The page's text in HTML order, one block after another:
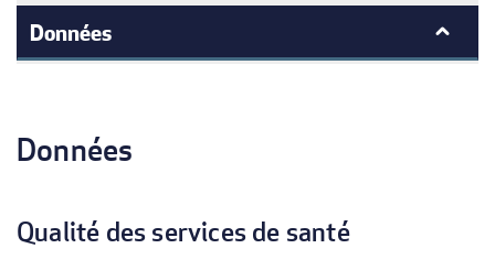
Données
Données
Qualité des services de santé